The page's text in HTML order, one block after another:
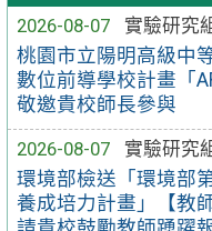
2026-08-07
實驗研究
桃園市立陽明高級中
數位前導學校計畫「
敬邀貴校師長參與
2026-08-07
實驗研究
環境部檢送「環境部
養成培力計畫」【教